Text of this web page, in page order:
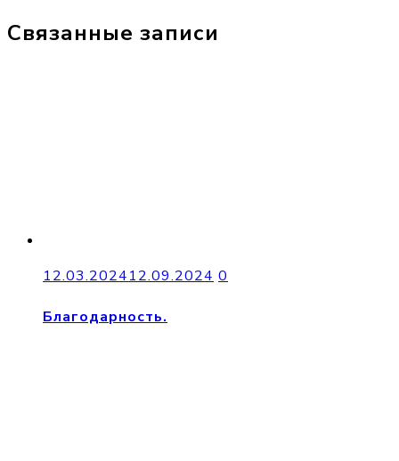
Связанные записи
12.03.202412.09.2024 0
Благодарность.